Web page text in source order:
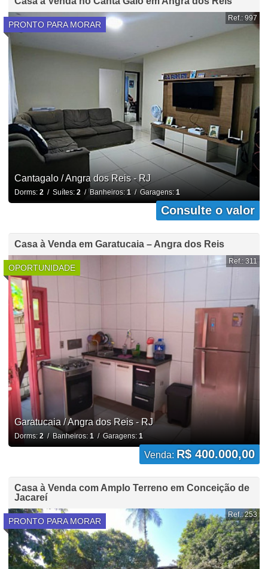
PRONTO PARA MORAR
Ref.: 997
Cantagalo / Angra dos Reis - RJ
Dorms: 2/ Suítes: 2/ Banheiros:1/ Garagens: 1
Consulte o valor
Casa à Venda em Garatucaia – Angra dos Reis
OPORTUNIDADE
Ref.: 311
Garatucaia / Angra dos Reis - RJ
Dorms: 2/ Banheiros: 1/ Garagens: 1
Venda: R$ 400.000,00
Casa à Venda com Amplo Terreno em Conceição de
Jacareí
PRONTO PARA MORAR
Ref.: 253